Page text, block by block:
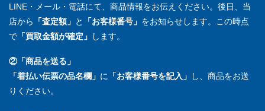
LINE・メール・電話にて、商品情報をお伝えください。後日、当
店から
「査定額」 と 「お客様番号」 をお知らせします。この時点
で 「買取金額が確定」 します。
②「商品を送る」
「着払い伝票の品名欄」 に 「お客様番号を記入」
し、商品をお送
りください。